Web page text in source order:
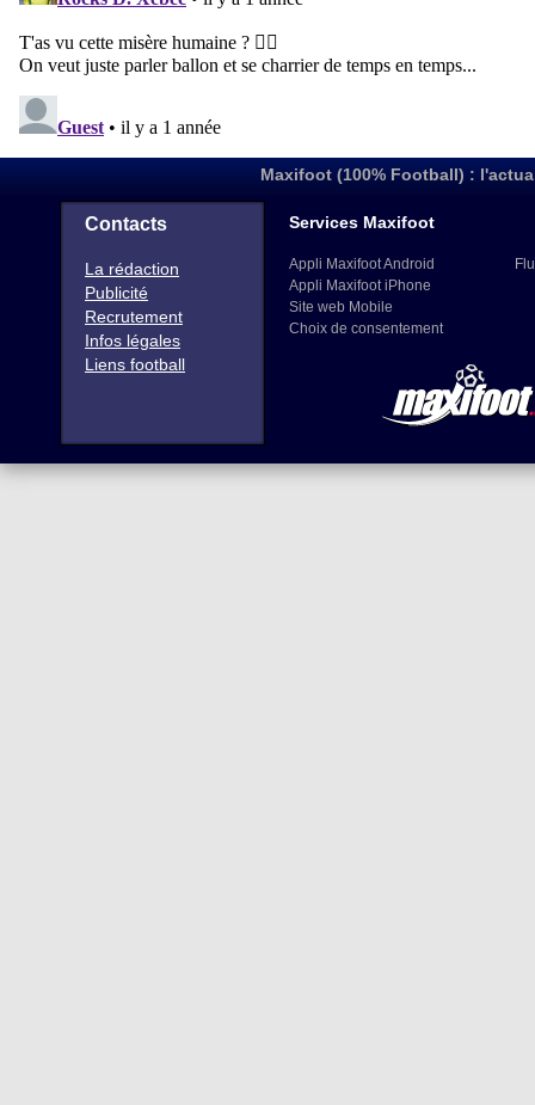
Maxifoot (100% Football) :
Contacts
La rédaction
Publicité
Recrutement
Infos légales
Liens football
Services Maxifoot
Appli Maxifoot Android
Appli Maxifoot iPhone
Site web Mobile
Choix de consentement